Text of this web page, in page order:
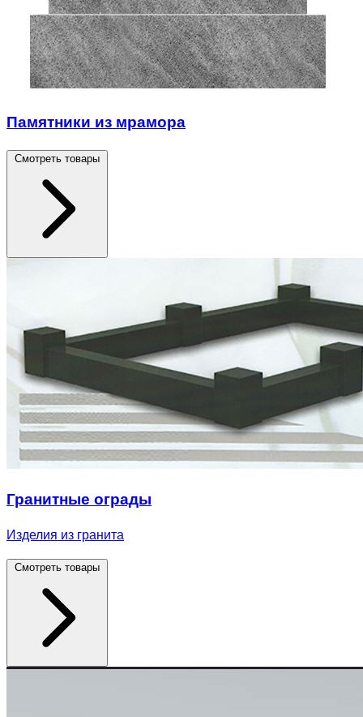
Памятники из мрамора
Смотреть товары
Гранитные ограды
Изделия из гранита
Смотреть товары